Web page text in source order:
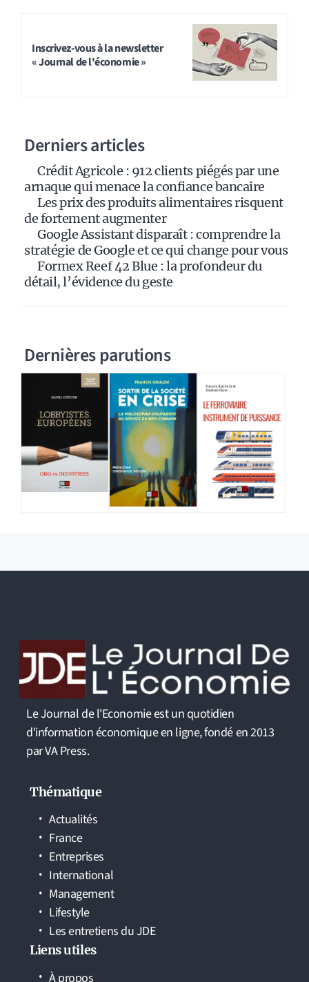
Inscrivez-vous à la newsletter
« Journal de l'économie »
Derniers articles
Crédit Agricole : 912 clients piégés par une
arnaque qui menace la confiance bancaire
Les prix des produits alimentaires risquent
de fortement augmenter
Google Assistant disparaît : comprendre la
stratégie de Google et ce qui change pour vous
Formex Reef 42 Blue : la profondeur du
détail, l’évidence du geste
Dernières parutions
Le Journal de l'Economie est un quotidien
d'information économique en ligne, fondé en 2013
par VA Press.
Thématique
Actualités
France
Entreprises
International
Management
Lifestyle
Les entretiens du JDE
Liens utiles
À propos